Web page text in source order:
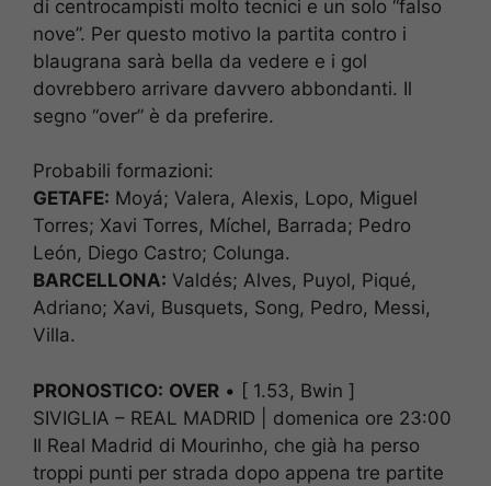
di centrocampisti molto tecnici e un solo “falso
nove”. Per questo motivo la partita contro i
blaugrana sarà bella da vedere e i gol
dovrebbero arrivare davvero abbondanti. Il
segno “over” è da preferire.
Probabili formazioni:
GETAFE: Moyá; Valera, Alexis, Lopo, Miguel
Torres; Xavi Torres, Míchel, Barrada; Pedro
León, Diego Castro; Colunga.
BARCELLONA: Valdés; Alves, Puyol, Piqué,
Adriano; Xavi, Busquets, Song, Pedro, Messi,
Villa.
PRONOSTICO: OVER • [ 1.53, Bwin ]
SIVIGLIA – REAL MADRID | domenica ore 23:00
Il Real Madrid di Mourinho, che già ha perso
troppi punti per strada dopo appena tre partite